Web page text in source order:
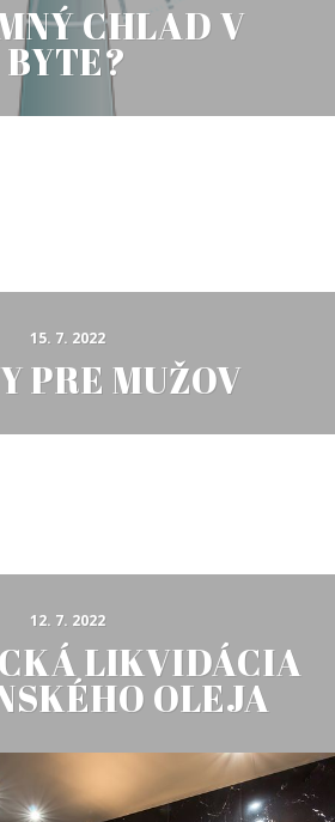
CHLAD V
BYTE?
15. 7. 2022
PRE MUŽOV
12. 7. 2022
LIKVIDÁCIA
OLEJA